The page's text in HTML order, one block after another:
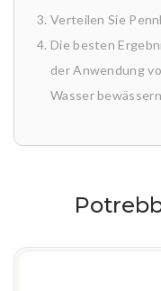
Verteilen Sie
Die besten
der Anwendung
Wasser